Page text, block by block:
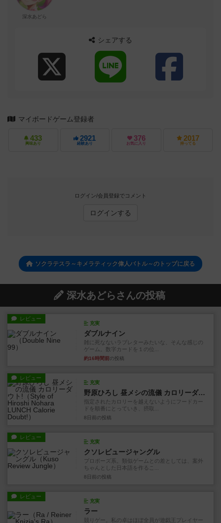
深水あどら
シェアする
マイボードゲーム登録者
433
興味あり
2921
経験あり
376
お気に入り
2017
持ってる
ログイン/会員登録でコメント
ログインする
ソクラテスラ～キメラティック偉人バトル～のトップに戻る
深水あどらさんの投稿
レビュー
充実
ダブルナイン
雑に死なないラブレターみたいな、そんな感じの
ゲーム。数字カードを１の位...
約16時間前の投稿
レビュー
充実
野原ひろし 昼メシの流儀 カロリーダウト!
指定されたカロリーを越えないようにフードカー
ドを順番にとっていき、摂取...
8日前 の投稿
レビュー
充実
クソレビュージャングル
プロポーズ系。類似ゲームとの差としては、案外
ちゃんとした日本語を作るこ...
8日前 の投稿
レビュー
充実
ラー
競りゲー。私の卓はほぼ全員が遊戯王プレイヤー